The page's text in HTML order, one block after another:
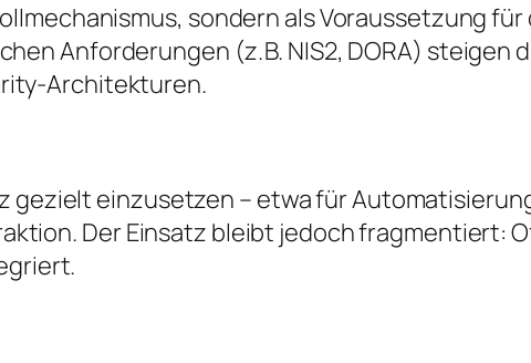
sondern als Voraussetzung für
Anforderungen (z. B. NIS2, DORA) steigen
Architekturen.
gezielt einzusetzen – etwa für
Der Einsatz bleibt jedoch fragmentiert: